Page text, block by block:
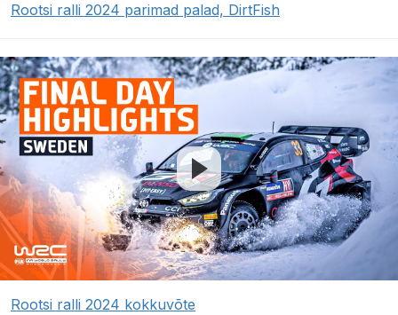
Rootsi ralli 2024 parimad palad, DirtFish
Rootsi ralli 2024 kokkuvõte